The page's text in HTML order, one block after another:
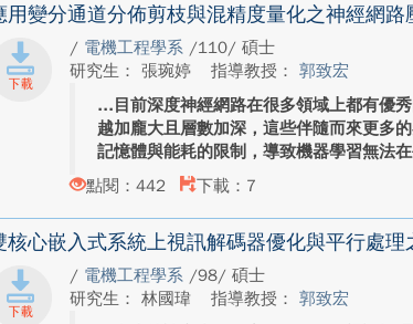
用變分通道分佈剪枝與混精度量化之神經網路
/ 電機工程學系 /110/ 碩士
研究生： 張琬婷
指導教授：郭致宏
目前深度神經網路在很多領域上都有優
越加龐大且層數加深，這些伴隨而來更多
記憶體與能耗的限制，導致機器學習無法
點閱：442
下載：7
核心嵌入式系統上視訊解碼器優化與平行處理
/ 電機工程學系 /98/ 碩士
研究生： 林國瑋
指導教授：郭致宏